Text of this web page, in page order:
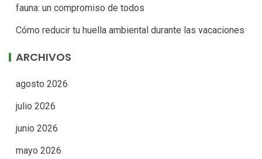
fauna: un compromiso de todos
Cómo reducir tu huella ambiental durante las vacaciones
ARCHIVOS
agosto 2026
julio 2026
junio 2026
mayo 2026